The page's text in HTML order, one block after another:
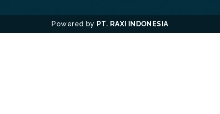
Powered by PT. RAXI INDONESIA